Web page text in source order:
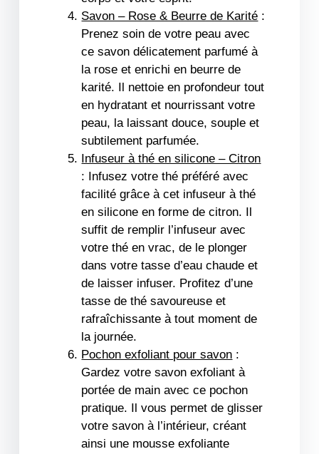
Savon – Rose & Beurre de Karité :
Prenez soin de votre peau avec
ce savon délicatement parfumé à
la rose et enrichi en beurre de
karité. Il nettoie en profondeur tout
en hydratant et nourrissant votre
peau, la laissant douce, souple et
subtilement parfumée.
Infuseur à thé en silicone – Citron
: Infusez votre thé préféré avec
facilité grâce à cet infuseur à thé
en silicone en forme de citron. Il
suffit de remplir l’infuseur avec
votre thé en vrac, de le plonger
dans votre tasse d’eau chaude et
de laisser infuser. Profitez d’une
tasse de thé savoureuse et
rafraîchissante à tout moment de
la journée.
Pochon exfoliant pour savon :
Gardez votre savon exfoliant à
portée de main avec ce pochon
pratique. Il vous permet de glisser
votre savon à l’intérieur, créant
ainsi une mousse exfoliante